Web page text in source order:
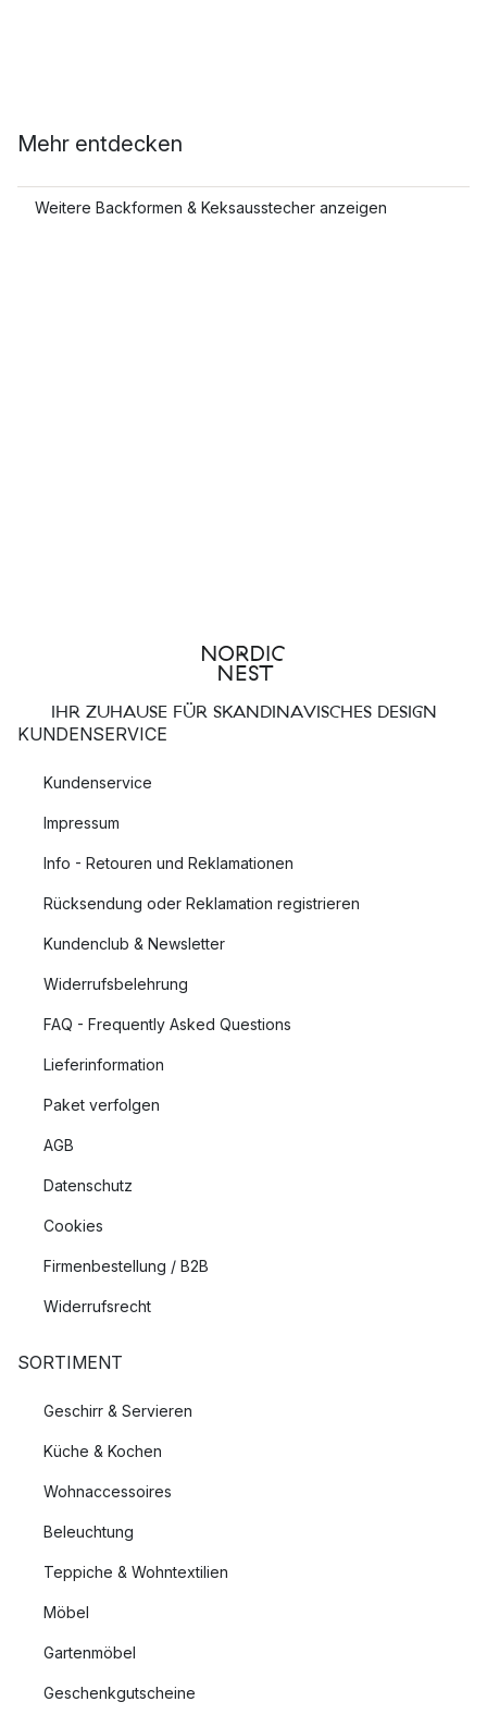
Mehr entdecken
Weitere Backformen & Keksausstecher anzeigen
IHR ZUHAUSE FÜR SKANDINAVISCHES DESIGN
KUNDENSERVICE
Kundenservice
Impressum
Info - Retouren und Reklamationen
Rücksendung oder Reklamation registrieren
Kundenclub & Newsletter
Widerrufsbelehrung
FAQ - Frequently Asked Questions
Lieferinformation
Paket verfolgen
AGB
Datenschutz
Cookies
Firmenbestellung / B2B
Widerrufsrecht
SORTIMENT
Geschirr & Servieren
Küche & Kochen
Wohnaccessoires
Beleuchtung
Teppiche & Wohntextilien
Möbel
Gartenmöbel
Geschenkgutscheine